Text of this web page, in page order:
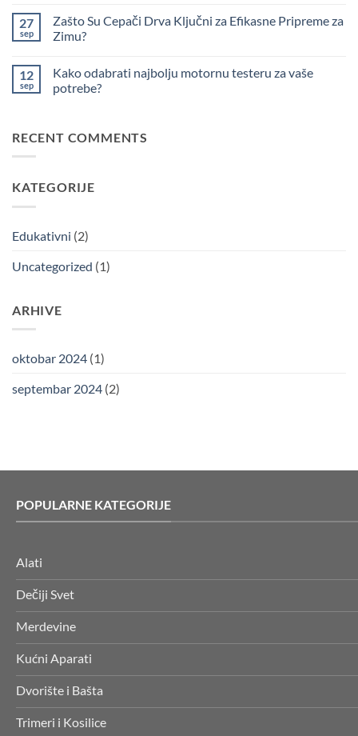
na
Kako
Pripremiti
za
Zimu:
3
Alati
27
sep
Zašto Su Cepači Drva Ključni za Efikasne Pripreme za
Zimu?
na
Zašto
Su
za
Efikasne
12
sep
Kako odabrati najbolju motornu testeru za vaše
potrebe?
Kako
odabrati
za
RECENT COMMENTS
KATEGORIJE
Edukativni (2)
Uncategorized (1)
ARHIVE
oktobar 2024 (1)
septembar 2024 (2)
POPULARNE KATEGORIJE
Alati
Dečiji Svet
Merdevine
Kućni Aparati
Dvorište i Bašta
Trimeri i Kosilice